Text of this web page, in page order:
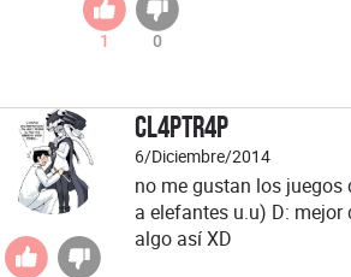
1 0
CL4PTR4P
6/Diciembre/2014
no me gustan los
a elefantes u.u) D:
algo así XD